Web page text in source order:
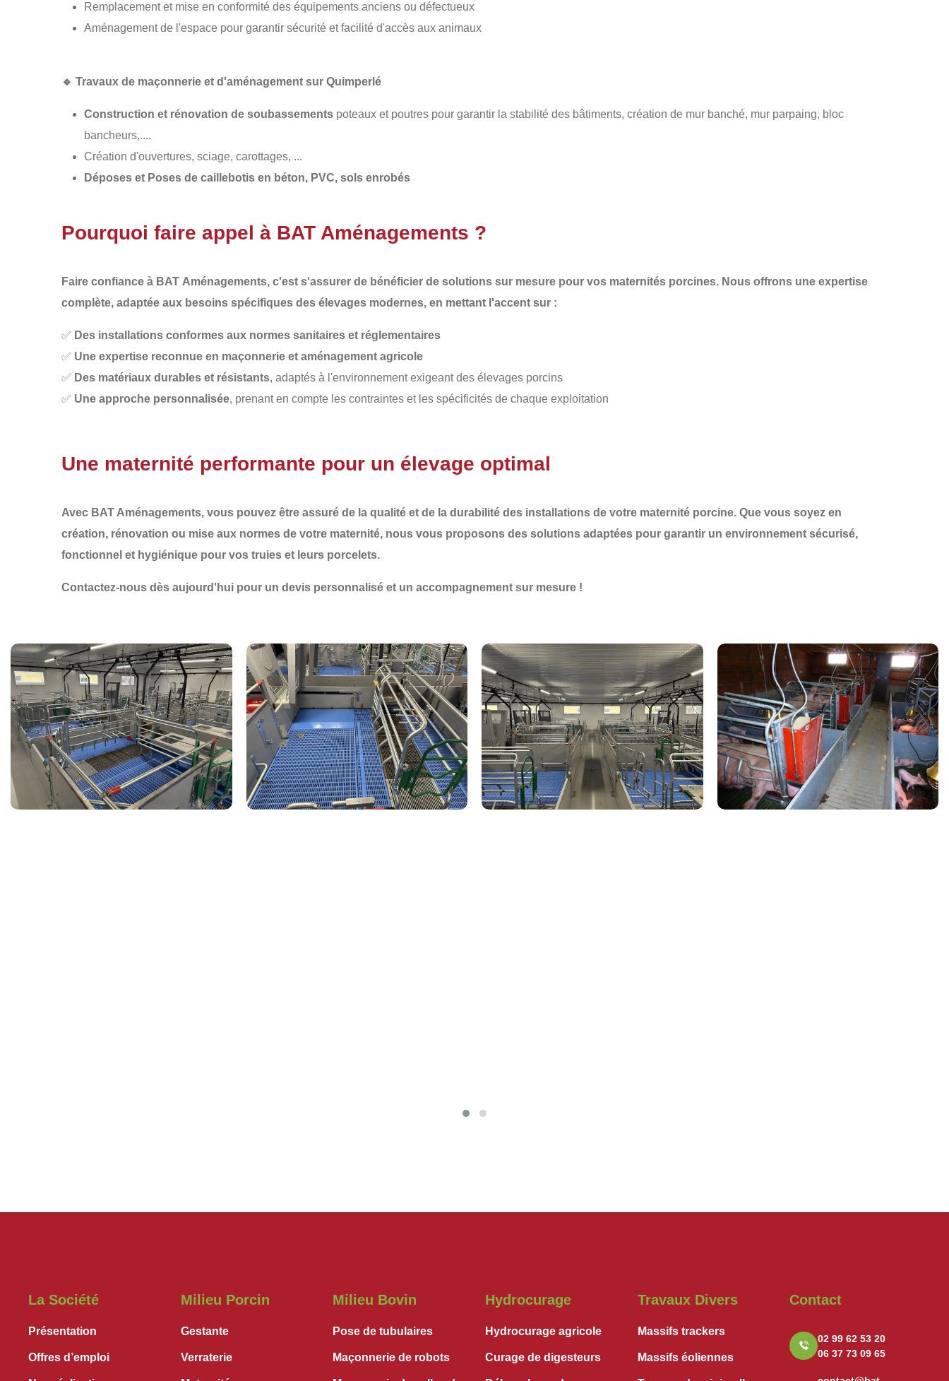
Remplacement et mise en conformité des équipements anciens ou défectueux
Aménagement de l'espace pour garantir sécurité et facilité d'accès aux animaux
🔹 Travaux de maçonnerie et d'aménagement sur Quimperlé
Construction et rénovation de soubassements poteaux et poutres pour garantir la stabilité des bâtiments, création de mur banché, mur parpaing, bloc
bancheurs,....
Création d'ouvertures, sciage, carottages, ...
Déposes et Poses de caillebotis en béton, PVC, sols enrobés
Pourquoi faire appel à BAT Aménagements ?
Faire confiance à BAT Aménagements, c'est s'assurer de bénéficier de solutions sur mesure pour vos maternités porcines. Nous offrons une expertise
complète, adaptée aux besoins spécifiques des élevages modernes, en mettant l'accent sur :
✅ Des installations conformes aux normes sanitaires et réglementaires
✅ Une expertise reconnue en maçonnerie et aménagement agricole
✅ Des matériaux durables et résistants, adaptés à l'environnement exigeant des élevages porcins
✅ Une approche personnalisée, prenant en compte les contraintes et les spécificités de chaque exploitation
Une maternité performante pour un élevage optimal
Avec BAT Aménagements, vous pouvez être assuré de la qualité et de la durabilité des installations de votre maternité porcine. Que vous soyez en
création, rénovation ou mise aux normes de votre maternité, nous vous proposons des solutions adaptées pour garantir un environnement sécurisé,
fonctionnel et hygiénique pour vos truies et leurs porcelets.
Contactez-nous dès aujourd'hui pour un devis personnalisé et un accompagnement sur mesure !
La Société
Présentation
Offres d’emploi
Milieu Porcin
Gestante
Verraterie
Milieu Bovin
Pose de tubulaires
Maçonnerie de robots
Hydrocurage
Hydrocurage agricole
Curage de digesteurs
Travaux Divers
Massifs trackers
Massifs éoliennes
Contact
02 99 62 53 20
06 37 73 09 65